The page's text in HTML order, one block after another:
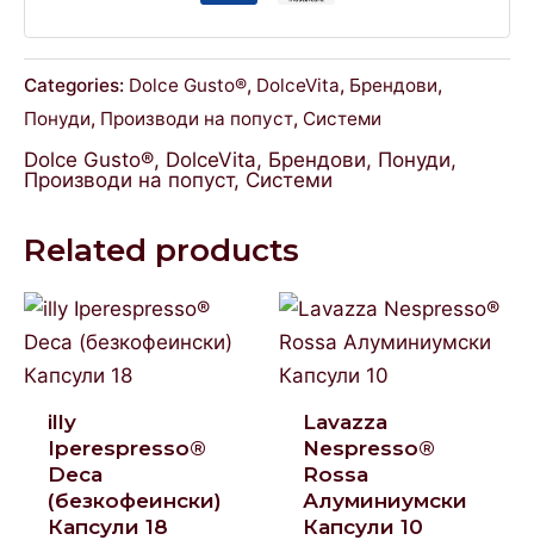
Categories: Dolce Gusto®, DolceVita, Брендови,
Понуди, Производи на попуст, Системи
Dolce Gusto®, DolceVita, Брендови, Понуди,
Производи на попуст, Системи
Related products
illy
Iperespresso®
Deca
(безкофеински)
Капсули 18
Lavazza
Nespresso®
Rossa
Алуминиумски
Капсули 10